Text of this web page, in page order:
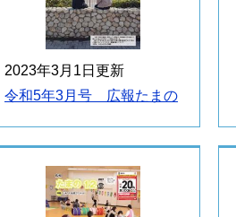
2023年3月1日更新
令和5年3月号 広報たまの